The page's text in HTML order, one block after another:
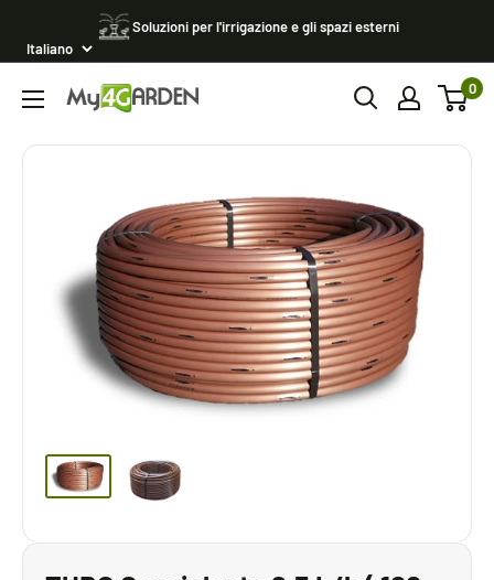
Soluzioni per l'irrigazione e gli spazi esterni
My4garden 0